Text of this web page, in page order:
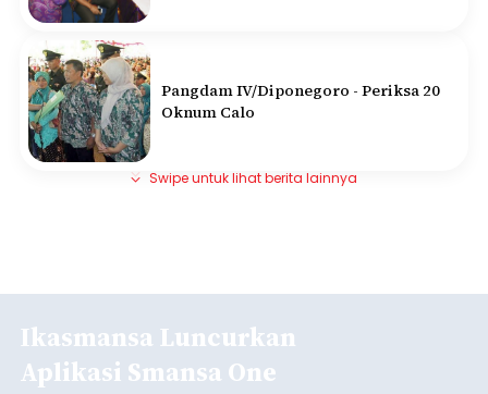
Pangdam IV/Diponegoro - Periksa 20
Oknum Calo
Swipe untuk lihat berita lainnya
Ikasmansa Luncurkan
Aplikasi Smansa One